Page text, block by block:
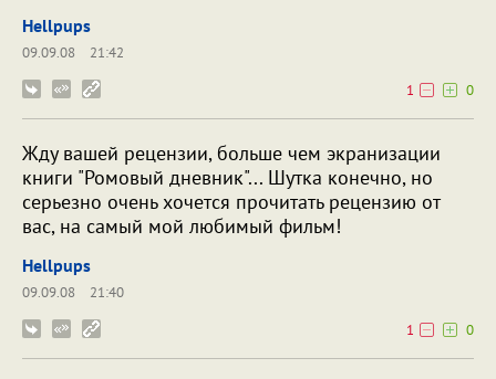
Hellpups
09.09.08
21:42
1
0
Жду вашей рецензии, больше чем экранизации
книги "Ромовый дневник"... Шутка конечно, но
серьезно очень хочется прочитать рецензию от
вас, на самый мой любимый фильм!
Hellpups
09.09.08
21:40
1
0